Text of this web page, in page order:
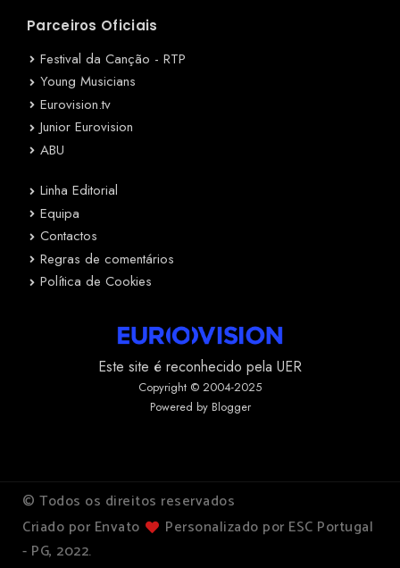
Parceiros Oficiais
Festival da Canção - RTP
Young Musicians
Eurovision.tv
Junior Eurovision
ABU
Linha Editorial
Equipa
Contactos
Regras de comentários
Política de Cookies
Este site é reconhecido pela UER
Copyright © 2004-2025
Powered by Blogger
© Todos os direitos reservados
Criado por Envato
Personalizado por ESC Portugal
- PG, 2022.